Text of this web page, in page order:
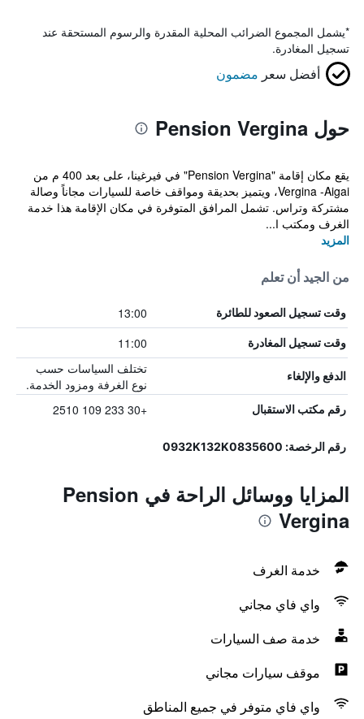
*يشمل المجموع الضرائب المحلية المقدرة والرسوم المستحقة عند
تسجيل المغادرة.
أفضل سعر مضمون
حول Pension Vergina
يقع مكان إقامة "Pension Vergina" في فيرغينا، على بعد 400 م من
Vergina -Aigai، ويتميز بحديقة ومواقف خاصة للسيارات مجاناً وصالة
مشتركة وتراس. تشمل المرافق المتوفرة في مكان الإقامة هذا خدمة
الغرف ومكتب ا...
المزيد
من الجيد أن تعلم
وقت تسجيل الصعود للطائرة 13:00
وقت تسجيل المغادرة 11:00
الدفع والإلغاء
تختلف السياسات حسب
نوع الغرفة ومزود الخدمة.
رقم مكتب الاستقبال +30 233 109 2510
رقم الرخصة: 0932Κ132Κ0835600
المزايا ووسائل الراحة في Pension
Vergina
خدمة الغرف
واي فاي مجاني
خدمة صف السيارات
موقف سيارات مجاني
واي فاي متوفر في جميع المناطق